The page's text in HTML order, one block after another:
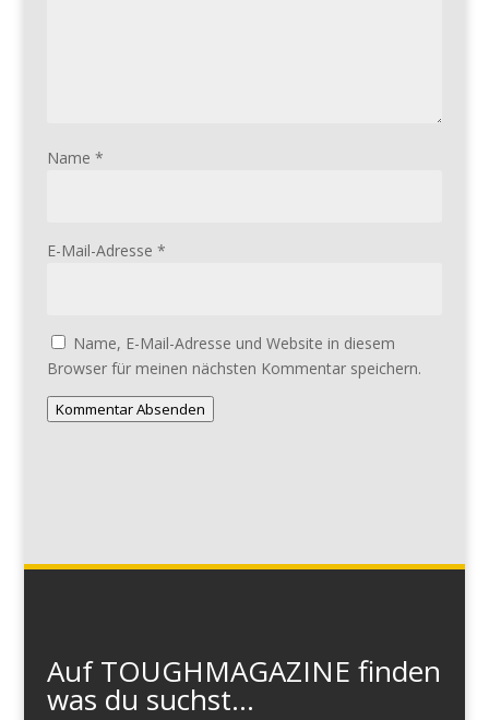
Name *
E-Mail-Adresse *
Name, E-Mail-Adresse und Website in diesem
Browser für meinen nächsten Kommentar speichern.
Kommentar Absenden
Auf TOUGHMAGAZINE finden
was du suchst...